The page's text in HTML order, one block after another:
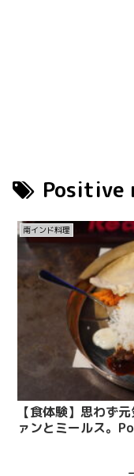
Positive
南インド料理
【食体験】思わず
ァンとミールス。